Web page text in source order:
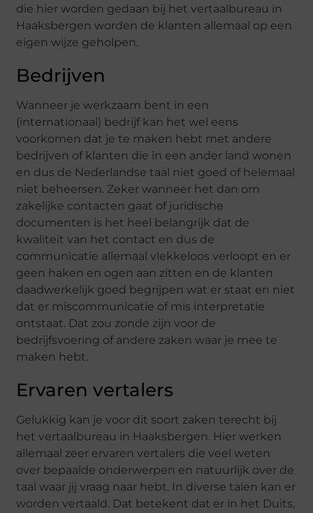
die hier worden gedaan bij het vertaalbureau in
Haaksbergen worden de klanten allemaal op een
eigen wijze geholpen.
Bedrijven
Wanneer je werkzaam bent in een
(internationaal) bedrijf kan het wel eens
voorkomen dat je te maken hebt met andere
bedrijven of klanten die in een ander land wonen
en dus de Nederlandse taal niet goed of helemaal
niet beheersen. Zeker wanneer het dan om
zakelijke contacten gaat of juridische
documenten is het heel belangrijk dat de
kwaliteit van het contact en dus de
communicatie allemaal vlekkeloos verloopt en er
geen haken en ogen aan zitten en de klanten
daadwerkelijk goed begrijpen wat er staat en niet
dat er miscommunicatie of mis interpretatie
ontstaat. Dat zou zonde zijn voor de
bedrijfsvoering of andere zaken waar je mee te
maken hebt.
Ervaren vertalers
Gelukkig kan je voor dit soort zaken terecht bij
het vertaalbureau in Haaksbergen. Hier werken
allemaal zeer ervaren vertalers die veel weten
over bepaalde onderwerpen en natuurlijk over de
taal waar jij vraag naar hebt. In diverse talen kan er
worden vertaald. Dat betekent dat er in het Duits,